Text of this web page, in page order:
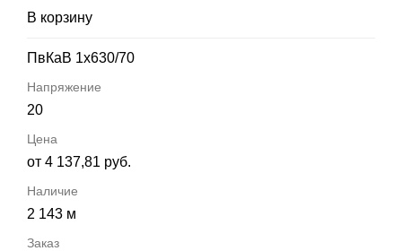
В корзину
ПвКаВ 1х630/70
20
от 4 137,81 руб.
2 143 м